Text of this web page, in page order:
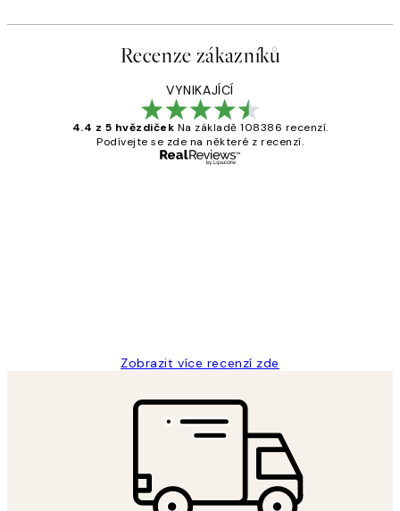
Recenze zákazníků
VYNIKAJÍCÍ
4.4 z 5 hvězdiček Na základě 108386 recenzí.
Podívejte se zde na některé z recenzí.
Zobrazit více recenzí zde